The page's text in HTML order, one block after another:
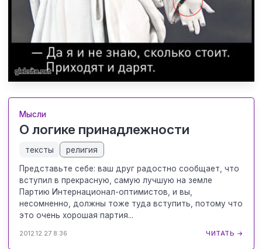
Мысли
О логике принадлежности
тексты религия
Представьте себе: ваш друг радостно сообщает, что
вступил в прекрасную, самую лучшую на земле
Партию Интернационал-оптимистов, и вы,
несомненно, должны тоже туда вступить, потому что
это очень хорошая партия...
2012.12.27 8:36 ЧИТАТЬ →